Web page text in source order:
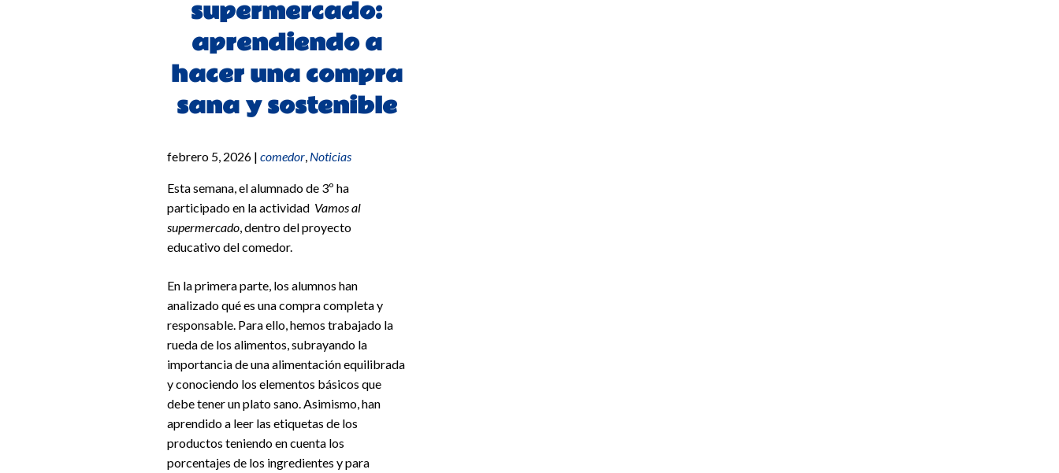
supermercado:
aprendiendo a
hacer una compra
sana y sostenible
febrero 5, 2026 | comedor Noticias
Esta semana, el alumnado de 3º ha
participado en la actividad Vamos al
supermercado , dentro del proyecto
educativo del comedor.
En la primera parte, los alumnos han
analizado qué es una compra completa y
responsable. Para ello, hemos trabajado la
rueda de los alimentos, subrayando la
importancia de una alimentación equilibrada
y conociendo los elementos básicos que
debe tener un plato sano. Asimismo, han
aprendido a leer las etiquetas de los
productos teniendo en cuenta los
porcentajes de los ingredientes y para